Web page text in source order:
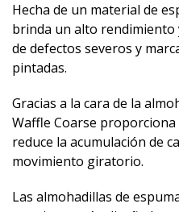
Hecha de un material de
brinda un alto rendimiento
de defectos severos y
pintadas.
Gracias a la cara de la
Waffle Coarse
reduce la acumulación de
movimiento giratorio.
Las almohadillas de